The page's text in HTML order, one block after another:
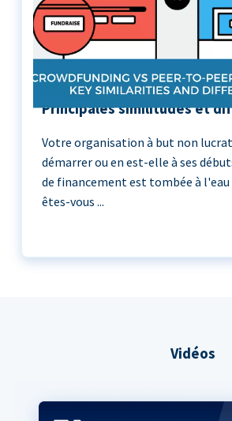
Crowdfunding vs Peer-to-
Principales similitudes et
Votre organisation à but non
démarrer ou en est-elle à ses
de financement est tombée à l'eau
êtes-vous ...
Vidéos